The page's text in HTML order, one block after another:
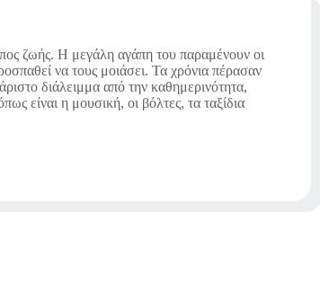
ζωής. Η μεγάλη αγάπη του παραμένουν οι
να τους μοιάσει. Τα χρόνια πέρασαν
διάλειμμα από την καθημερινότητα,
είναι η μουσική, οι βόλτες, τα ταξίδια